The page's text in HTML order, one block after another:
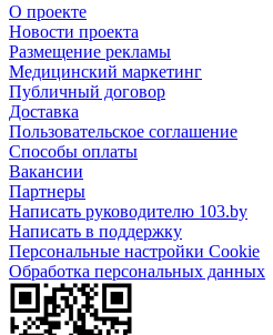
О проекте
Новости проекта
Размещение рекламы
Медицинский маркетинг
Публичный договор
Доставка
Пользовательское соглашение
Способы оплаты
Вакансии
Партнеры
Написать руководителю 103.by
Написать в поддержку
Персональные настройки Cookie
Обработка персональных данных